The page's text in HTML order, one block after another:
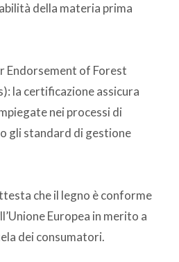
della materia prima
Endorsement of Forest
la certificazione assicura
nei processi di
gli standard di gestione
che il legno è conforme
Europea in merito a
dei consumatori.